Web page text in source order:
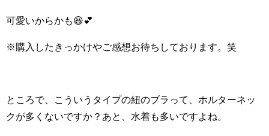
可愛いからかも😆💕
※購入したきっかけやご感想お待ちしております。笑
ところで、こういうタイプの紐のブラって、ホルターネッ
クが多くないですか？あと、水着も多いですよね。